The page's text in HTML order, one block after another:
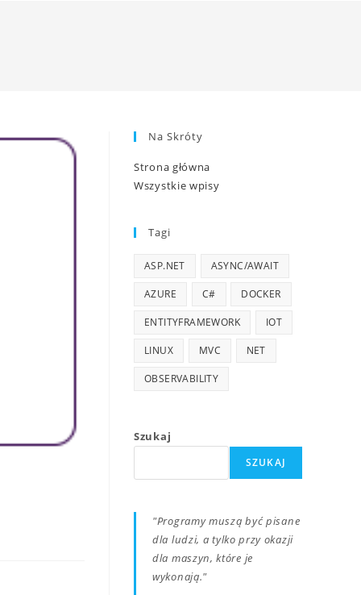
Na Skróty
Strona główna
Wszystkie wpisy
Tagi
ASP.NET ASYNC/AWAIT
AZURE C# DOCKER
ENTITYFRAMEWORK IOT
LINUX MVC NET
OBSERVABILITY
Szukaj
SZUKAJ
"Programy muszą być pisane
dla ludzi, a tylko przy okazji
dla maszyn, które je
wykonają."